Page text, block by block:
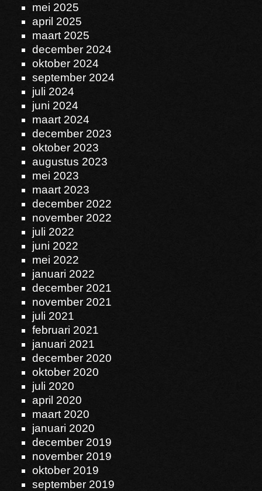
mei 2025
april 2025
maart 2025
december 2024
oktober 2024
september 2024
juli 2024
juni 2024
maart 2024
december 2023
oktober 2023
augustus 2023
mei 2023
maart 2023
december 2022
november 2022
juli 2022
juni 2022
mei 2022
januari 2022
december 2021
november 2021
juli 2021
februari 2021
januari 2021
december 2020
oktober 2020
juli 2020
april 2020
maart 2020
januari 2020
december 2019
november 2019
oktober 2019
september 2019